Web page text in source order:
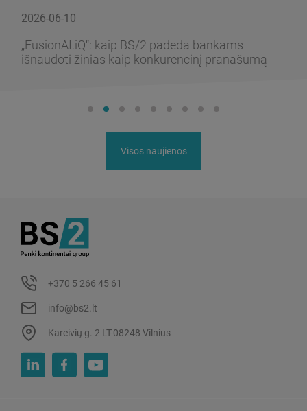
2026-06-10
„FusionAI.iQ“: kaip BS/2 padeda bankams
išnaudoti žinias kaip konkurencinį pranašumą
Visos naujienos
+370 5 266 45 61
info@bs2.lt
Kareivių g. 2 LT-08248 Vilnius